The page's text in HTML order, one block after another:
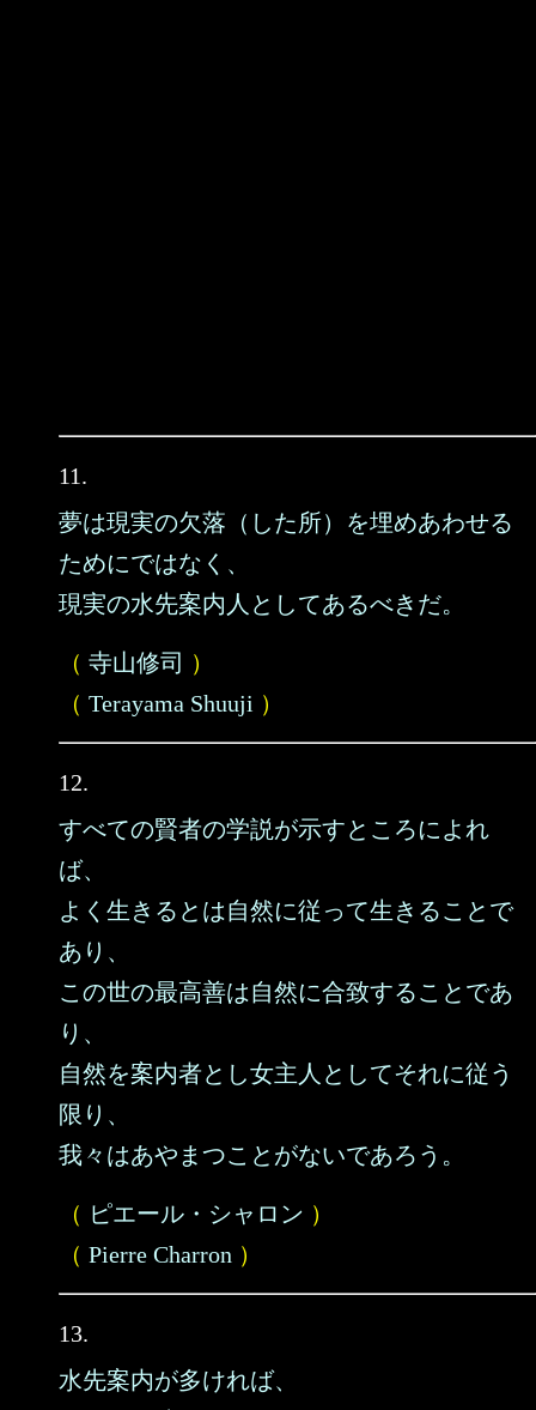
11.
夢は現実の欠落（した所）を埋めあわせる
ためにではなく、
現実の水先案内人としてあるべきだ。
（ 寺山修司 ）
（ Terayama Shuuji ）
12.
すべての賢者の学説が示すところによれ
ば、
よく生きるとは自然に従って生きることで
あり、
この世の最高善は自然に合致することであ
り、
自然を案内者とし女主人としてそれに従う
限り、
我々はあやまつことがないであろう。
（ ピエール・シャロン ）
（ Pierre Charron ）
13.
水先案内が多ければ、